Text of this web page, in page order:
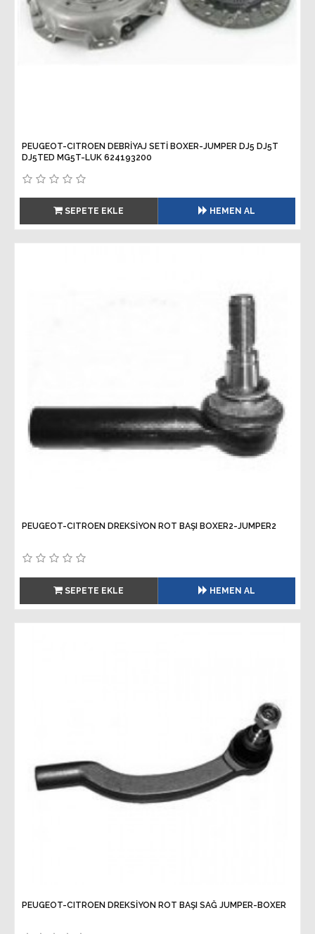
PEUGEOT-CITROEN DEBRİYAJ SETİ BOXER-JUMPER DJ5 DJ5T
DJ5TED MG5T-LUK 624193200
SEPETE EKLE HEMEN AL
PEUGEOT-CITROEN DREKSİYON ROT BAŞI BOXER2-JUMPER2
SEPETE EKLE HEMEN AL
PEUGEOT-CITROEN DREKSİYON ROT BAŞI SAĞ JUMPER-BOXER